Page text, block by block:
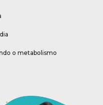
o metabolismo